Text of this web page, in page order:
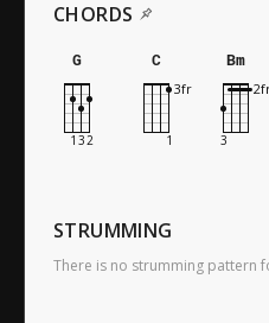
CHORDS
G C Bm
STRUMMING
There is no strumming pattern